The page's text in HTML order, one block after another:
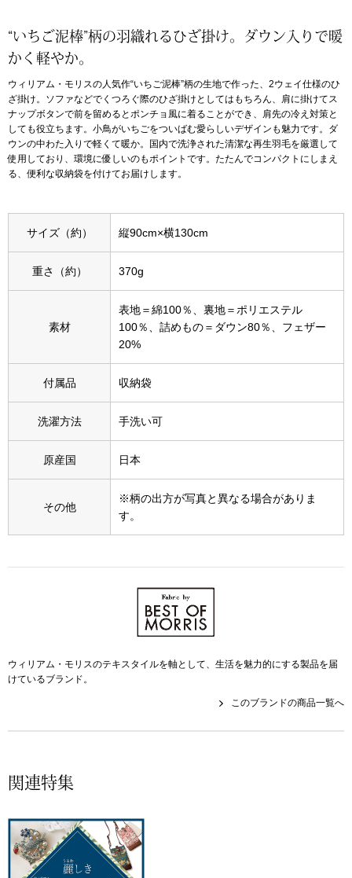
ダーウェア
Miss Kyouko／ミスキョウコ
リュック･バッ
ボストンバッグ
スーツケース
その他
レースアップ
ブーツ
サンダル
その他
“いちご泥棒”柄の羽織れるひざ掛け。ダウン入りで暖
かく軽やか。
ウィリアム・モリスの人気作“いちご泥棒”柄の生地で作った、2ウェイ仕様のひ
ざ掛け。ソファなどでくつろぐ際のひざ掛けとしてはもちろん、肩に掛けてス
ナップボタンで前を留めるとポンチョ風に着ることができ、肩先の冷え対策と
しても役立ちます。小鳥がいちごをついばむ愛らしいデザインも魅力です。ダ
ウンの中わた入りで軽くて暖か。国内で洗浄された清潔な再生羽毛を厳選して
使用しており、環境に優しいのもポイントです。たたんでコンパクトにしまえ
る、便利な収納袋を付けてお届けします。
サイズ（約） 縦90cm×横130cm
重さ（約） 370g
素材
表地＝綿100％、裏地＝ポリエステル
100％、詰めもの＝ダウン80％、フェザー
20%
付属品 収納袋
洗濯方法 手洗い可
原産国 日本
その他
※柄の出方が写真と異なる場合がありま
す。
ウィリアム・モリスのテキスタイルを軸として、生活を魅力的にする製品を届
けているブランド。
このブランドの商品一覧へ
関連特集